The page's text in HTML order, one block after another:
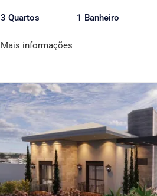
3 Quartos 1 Banheiro
Mais informações